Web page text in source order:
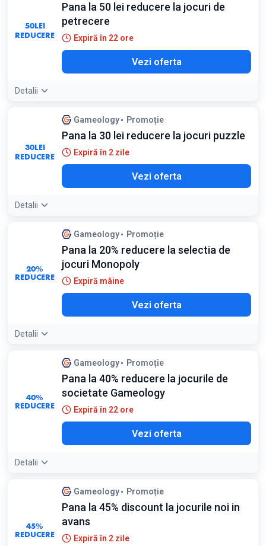
50LEI
REDUCERE
Pana la 50 lei reducere la jocuri de
petrecere
Expiră în 22 ore
Vezi oferta
Detalii
30LEI
REDUCERE
Gameology Promoție
Pana la 30 lei reducere la jocuri puzzle
Expiră în 2 zile
Vezi oferta
Detalii
20%
REDUCERE
Gameology Promoție
Pana la 20% reducere la selectia de
jocuri Monopoly
Expiră mâine
Vezi oferta
Detalii
40%
REDUCERE
Gameology Promoție
Pana la 40% reducere la jocurile de
societate Gameology
Expiră în 22 ore
Vezi oferta
Detalii
45%
REDUCERE
Gameology Promoție
Pana la 45% discount la jocurile noi in
avans
Expiră în 2 zile